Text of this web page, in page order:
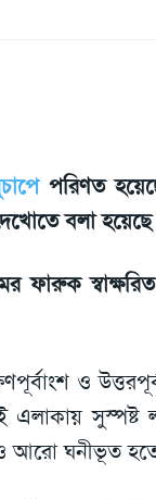
পরিণত
বলা
ফারুক
ও
এলাকায় সুস্পষ্ট
আরো ঘনীভূত